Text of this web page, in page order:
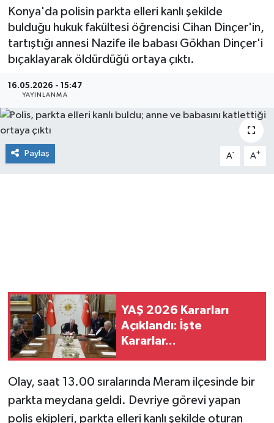
Konya'da polisin parkta elleri kanlı şekilde
bulduğu hukuk fakültesi öğrencisi Cihan Dinçer'in,
tartıştığı annesi Nazife ile babası Gökhan Dinçer'i
bıçaklayarak öldürdüğü ortaya çıktı.
16.05.2026 - 15:47
YAYINLANMA
Paylaş A- A+
YAŞ 2026 Kararları
Açıklandı: İşte
Kararlar...
Olay, saat 13.00 sıralarında Meram ilçesinde bir
parkta meydana geldi. Devriye görevi yapan
polis ekipleri, parkta elleri kanlı şekilde oturan
Magazin
Haber Arşivi